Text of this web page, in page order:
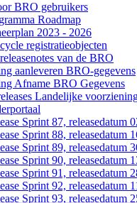
BRO gebruikers
Roadmap
2023 - 2026
registratieobjecten
van de BRO
aanleveren BRO-gegevens
Afname BRO Gegevens
Landelijke
Sprint 87, releasedatum
Sprint 88, releasedatum
Sprint 89, releasedatum
Sprint 90, releasedatum
Sprint 91, releasedatum
Sprint 92, releasedatum
Sprint 93, releasedatum